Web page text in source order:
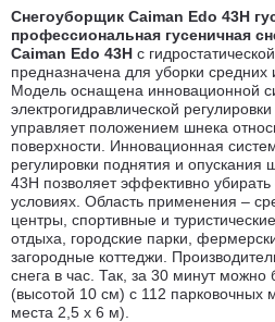
Снегоуборщик Caiman Edo 43H
профессиональная гусеничная
Caiman Edo 43H с
предназначена для уборки
Модель оснащена инновационной
электрогидравлической
управляет положением шнека
поверхности. Инновационная
регулировки поднятия и опускания
43H позволяет эффективно
условиях. Область применения –
центры, спортивные и
отдыха, городские парки,
загородные коттеджи.
снега в час. Так, за 30 минут можно
(высотой 10 см) с 112 парковочных
места 2,5 х 6 м).